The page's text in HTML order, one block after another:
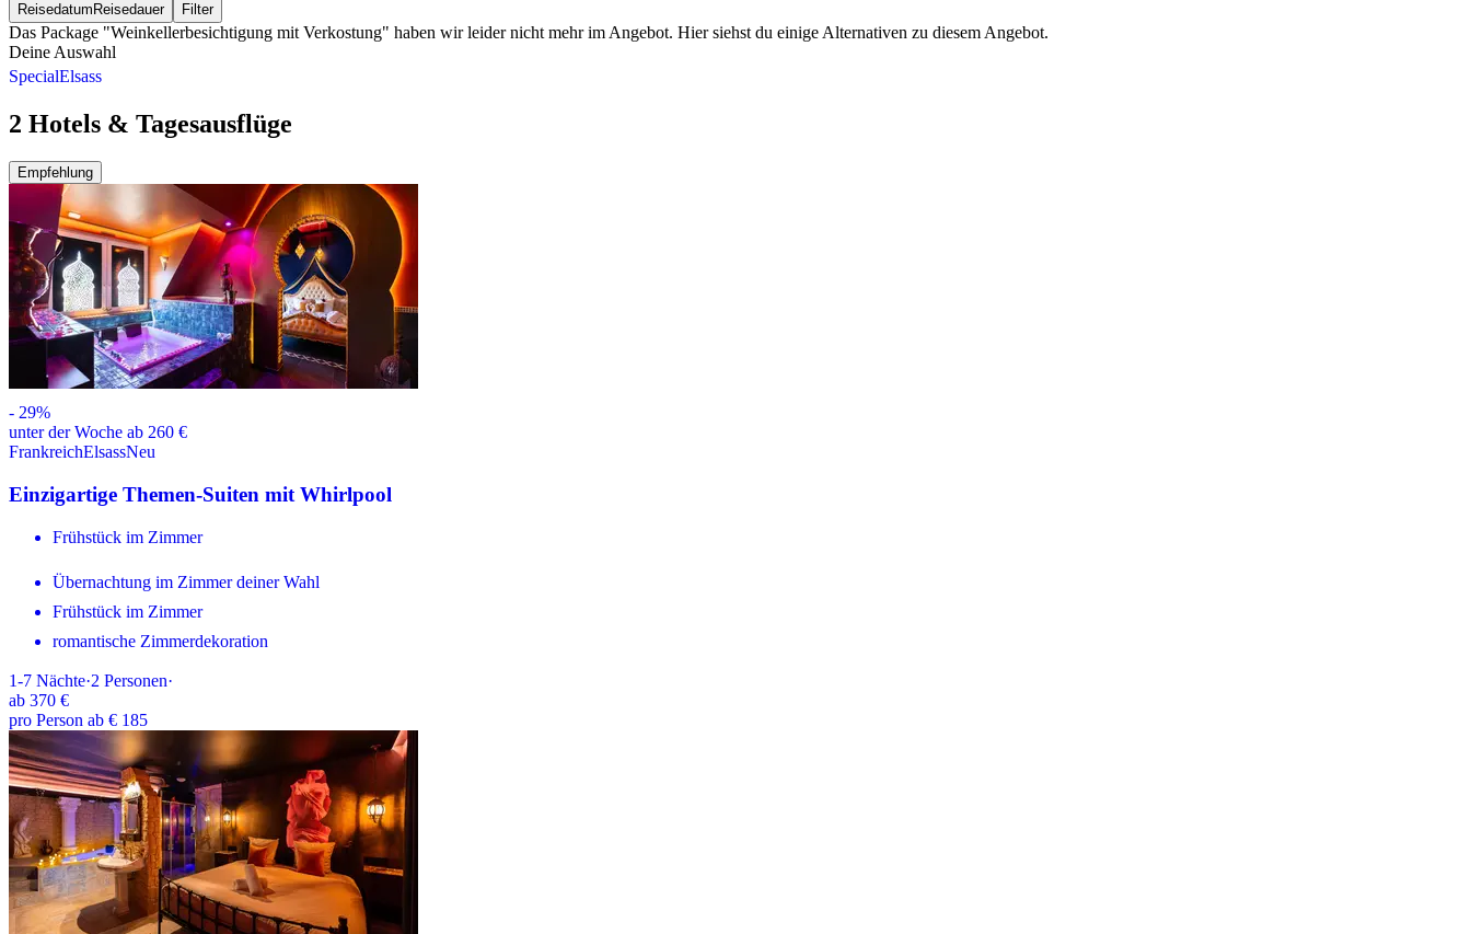
Reisedatum Reisedauer Filter
Das Package "Weinkellerbesichtigung mit Verkostung" haben wir leider nicht mehr im Angebot. Hier siehst du einige Alternativen zu diesem Angebot.
Deine Auswahl
SpecialElsass
2 Hotels & Tagesausflüge
Empfehlung
- 29%
unter der Woche ab 260 €
FrankreichElsassNeu
Einzigartige Themen-Suiten mit Whirlpool
Frühstück im Zimmer
Übernachtung im Zimmer deiner Wahl
Frühstück im Zimmer
romantische Zimmerdekoration
1-7 Nächte·2 Personen·
ab 370 €
pro Person ab € 185